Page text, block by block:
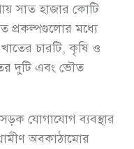
সাত হাজার কোটি
প্রকল্পগুলোর মধ্যে
চারটি, কৃষি ও
দুটি এবং ভৌত
যোগাযোগ ব্যবস্থার
অবকাঠামোর